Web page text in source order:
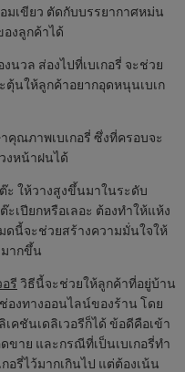
มเขียว ตัดกับบรรยากาศหม่น
งลูกค้าได้
นวล ส่องไปที่เบเกอรี่ จะช่วย
นให้ลูกค้าอยากอุดหนุนเบเก
ณภาพเบเกอรี่ ซึ่งที่ครอบจะ
งหน้าฝนได้
ะ ให้วางสูงขึ้นมาในระดับ
เปียกหรือเลอะ ต้องทำให้แห้ง
ดนี้จะช่วยสร้างความมั่นใจให้
มากขึ้น
รี วิธีนี้จะช่วยให้ลูกค้าที่อยู่บ้าน
องทางออนไลน์ของร้าน โดย
เคชันเดลิเวอรีก็ได้ ข้อดีคือเข้า
ขาย และกรณีที่เป็นเบเกอรี่ทำ
อรี่ไว้มากเกินไป แต่ต้องเน้น